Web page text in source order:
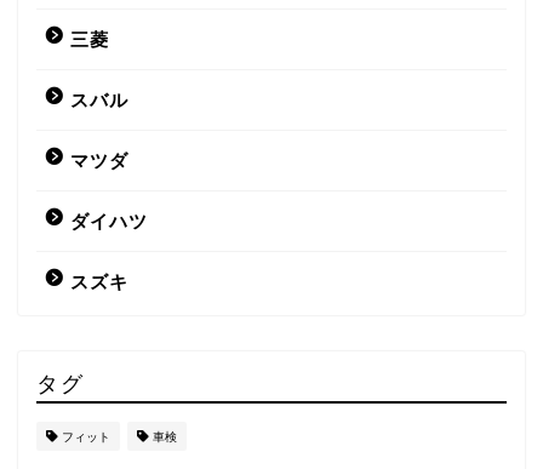
三菱
スバル
マツダ
ダイハツ
スズキ
タグ
フィット 車検